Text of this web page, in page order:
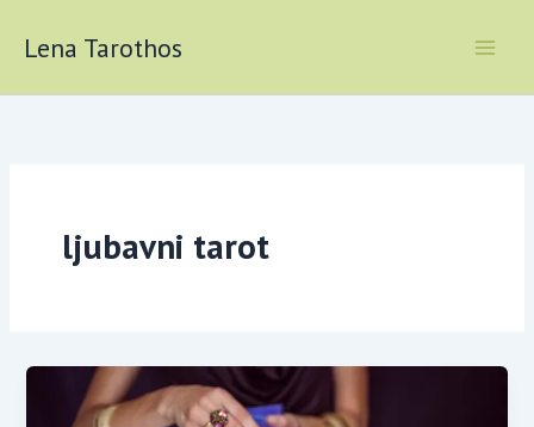
Lena Tarothos
ljubavni tarot